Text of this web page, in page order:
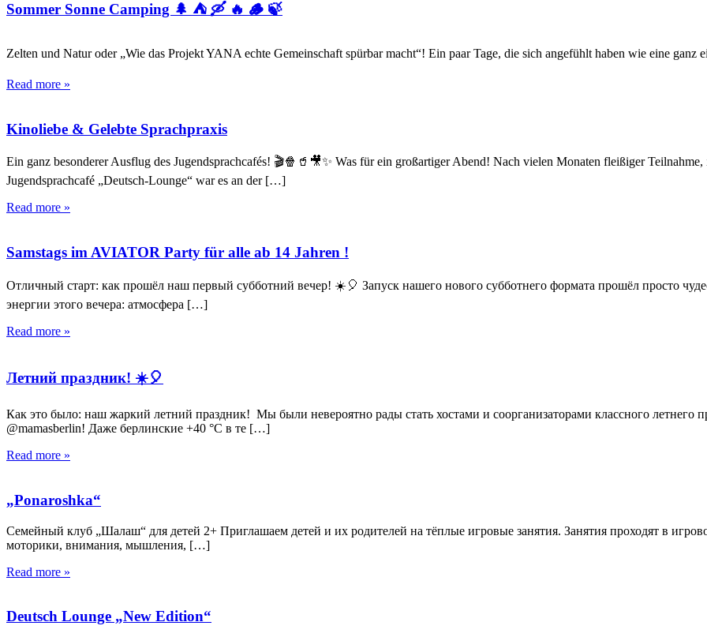
Sommer Sonne Camping 🌲 ⛺ 🛶 🔥 🪵 🍃
Zelten und Natur oder „Wie das Projekt YANA echte Gemeinschaft spürbar macht“! Ein paar Tage, die sich angefühlt haben wie eine
Read more »
Kinoliebe & Gelebte Sprachpraxis
Ein ganz besonderer Ausflug des Jugendsprachcafés! 🎬🍿🥤🎥✨ Was für ein großartiger Abend! Nach vielen Monaten fleißiger
Jugendsprachcafé „Deutsch-Lounge“ war es an der […]
Read more »
Samstags im AVIATOR Party für alle ab 14 Jahren !
Отличный старт: как прошёл наш первый субботний вечер! ☀️🎈 Запуск нашего нового субботнего формата прошёл просто
энергии этого вечера: атмосфера […]
Read more »
Летний праздник! ☀️🎈
Как это было: наш жаркий летний праздник! Мы были невероятно рады стать хостами и соорганизаторами классного летнего
@mamasberlin! Даже берлинские +40 °C в те […]
Read more »
„Ponaroshka“
Семейный клуб „Шалаш“ для детей 2+ Приглашаем детей и их родителей на тёплые игровые занятия. Занятия проходят в
моторики, внимания, мышления, […]
Read more »
Deutsch Lounge „New Edition“